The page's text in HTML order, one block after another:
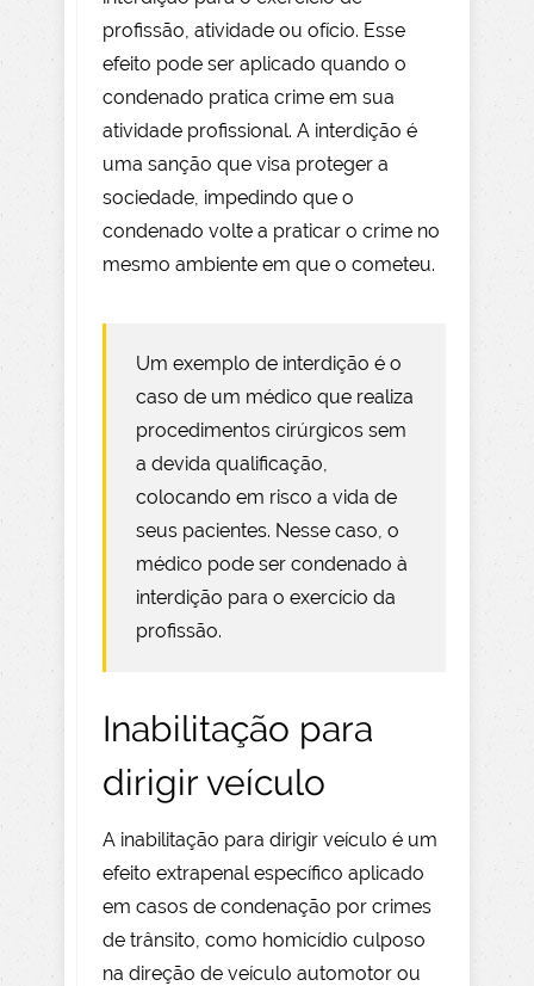
profissão, atividade ou ofício. Esse
efeito pode ser aplicado quando o
condenado pratica crime em sua
atividade profissional. A interdição é
uma sanção que visa proteger a
sociedade, impedindo que o
condenado volte a praticar o crime no
mesmo ambiente em que o cometeu.
Um exemplo de interdição é o
caso de um médico que realiza
procedimentos cirúrgicos sem
a devida qualificação,
colocando em risco a vida de
seus pacientes. Nesse caso, o
médico pode ser condenado à
interdição para o exercício da
profissão.
Inabilitação para
dirigir veículo
A inabilitação para dirigir veículo é um
efeito extrapenal específico aplicado
em casos de condenação por crimes
de trânsito, como homicídio culposo
na direção de veículo automotor ou